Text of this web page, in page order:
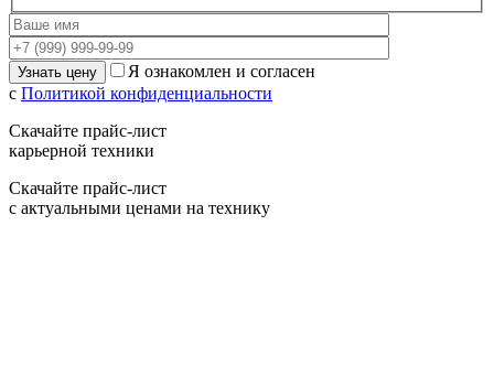
Я ознакомлен и согласен
с Политикой конфиденциальности
Скачайте прайс-лист
карьерной техники
Скачайте прайс-лист
с актуальными ценами на технику